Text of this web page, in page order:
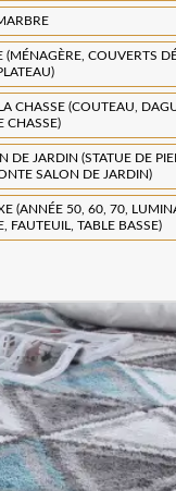
(MÉNAGÈRE, COUVERTS
CHASSE (COUTEAU,
CHASSE)
DE JARDIN (STATUE DE
SALON DE JARDIN)
(ANNÉE 50, 60, 70,
FAUTEUIL, TABLE BASSE)